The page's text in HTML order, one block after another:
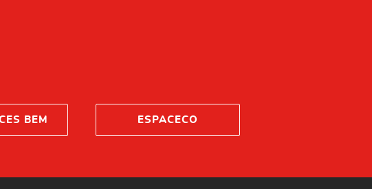
BEM ESPACECO